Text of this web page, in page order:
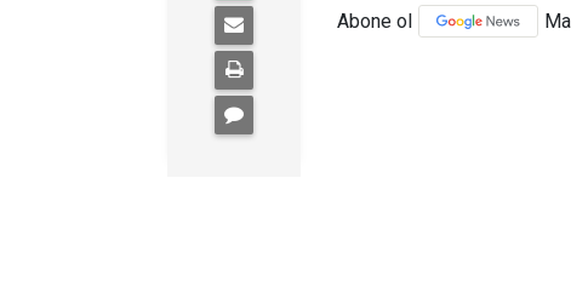
Abone ol